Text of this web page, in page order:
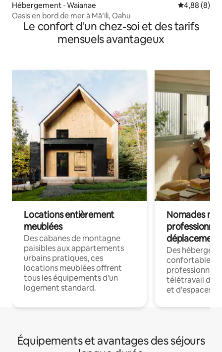
Hébergement ⋅ Waianae Évaluation
4,88 (8)
Oasis en bord de mer à Māʻili, Oahu
Le confort d'un chez-soi et des tarifs
mensuels avantageux
Locations entièrement
meublées
Des cabanes de montagne
paisibles aux appartements
urbains pratiques, ces
locations meublées offrent
tous les équipements d'un
logement standard.
Nomades
déplacement
Des
confortables
professionnels
télétravail
et d'espaces
Équipements et avantages des séjours